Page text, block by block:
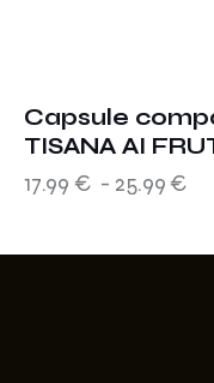
Capsule
TISANA AI
17.99 € - 25.99 €